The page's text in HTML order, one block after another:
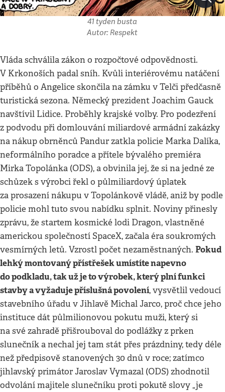
41 tyden busta
Autor: Respekt
Vláda schválila zákon o rozpočtové odpovědnosti.
V Krkonoších padal sníh. Kvůli interiérovému natáčení
příběhů o Angelice skončila na zámku v Telči předčasně
turistická sezona. Německý prezident Joachim Gauck
navštívil Lidice. Proběhly krajské volby. Pro podezření
z podvodu při domlouvání miliardové armádní zakázky
na nákup obrněnců Pandur zatkla policie Marka Dalíka,
neformálního poradce a přítele bývalého premiéra
Mirka Topolánka (ODS), a obvinila jej, že si na jedné ze
schůzek s výrobci řekl o půlmiliardový úplatek
za prosazení nákupu v Topolánkově vládě, aniž by podle
policie mohl tuto svou nabídku splnit. Noviny přinesly
zprávu, že startem kosmické lodi Dragon, vlastněné
americkou společností SpaceX, začala éra soukromých
vesmírných letů. Vzrostl počet nezaměstnaných. Pokud
lehký montovaný přístřešek umístíte napevno
do podkladu, tak už je to výrobek, který plní funkci
stavby a vyžaduje příslušná povolení, vysvětlil vedoucí
stavebního úřadu v Jihlavě Michal Jarco, proč chce jeho
instituce dát půlmilionovou pokutu muži, který si
na své zahradě přišrouboval do podlážky z prken
slunečník a nechal jej tam stát přes prázdniny, tedy déle
než předpisově stanovených 30 dnů v roce; zatímco
jihlavský primátor Jaroslav Vymazal (ODS) zhodnotil
odvolání majitele slunečníku proti pokutě slovy „je